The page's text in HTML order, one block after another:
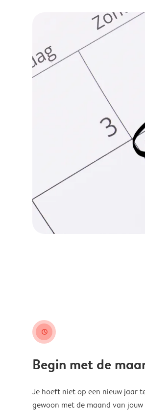
clock
Begin met de
Je hoeft niet op een nieuw jaar
gewoon met de maand van